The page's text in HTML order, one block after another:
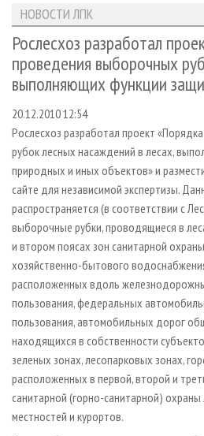
ЛЕСОЗАГОТОВКА
ЛЕСОПИЛЕНИЕ
ДЕРЕВООБРАБОТКА
СУШКА ДРЕВЕСИНЫ
ПРОИЗВОДСТВО ДРЕВЕСНЫХ
ДЕРЕВЯННОЕ ДОМОСТРОЕНИЕ
ПРОИЗВОДСТВО МЕБЕЛИ
БИОЭНЕРГЕТИКА
ЦБП
ИНСТРУМЕНТ И МАТЕРИАЛЫ
НОВОСТИ ЛПК
НОВОСТИ ЖУРНАЛА
НОВОСТИ КОМПАНИЙ
АНАЛИТИКА
ПРЕДПРИЯТИЯ ЛПК
ЛЕСНЫЕ РЕГИОНЫ РОССИИ
ПЕРСОНЫ
МОБИЛЬНЫЕ ВЫСТАВКИ
ОФИЦИАЛЬНЫЕ ДЕЛЕГАЦИИ
ПРИОРИТЕТНЫЕ
RUSSIAN FORESTRY REVIEW
ГАЗЕТА ЛЕСПРОМФОРУМ
БИБЛИОТЕКА СПЕЦИАЛИСТА
АРХИВ
АРХИВ ЖУРНАЛОВ
СТАТЬИ
О ЖУРНАЛЕ
ПОДПИСКА
КОНТАКТЫ
РЕКЛАМОДАТЕЛЯМ
РЕКЛАМА
РЕКЛАМА НА САЙТЕ
НОВОСТИ ЛПК
Рослесхоз разработал
проведения выборочных
выполняющих функции
20.12.2010 12:54
Рослесхоз разработал проект
рубок лесных насаждений в лесах,
природных и иных объектов» и
сайте для независимой экспертизы.
распространяется (в соответствии с
выборочные рубки, проводящиеся в
и втором поясах зон санитарной
хозяйственно-бытового
расположенных вдоль
пользования, федеральных
пользования, автомобильных дорог
находящихся в собственности
зеленых зонах, лесопарковых зонах,
расположенных в первой, второй и
санитарной (горно-санитарной)
местностей и курортов.